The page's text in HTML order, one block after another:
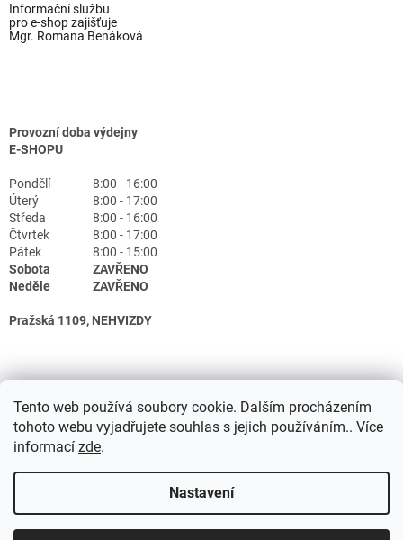
Tento web používá soubory cookie. Dalším procházením
tohoto webu vyjadřujete souhlas s jejich používáním.. Více
informací zde.
Nastavení
Informační službu
pro e-shop zajišťuje
Mgr. Romana Benáková
Provozní doba výdejny
E-SHOPU
Pondělí
8:00 - 16:00
Úterý
8:00 - 17:00
Středa
8:00 - 16:00
Čtvrtek
8:00 - 17:00
Pátek
8:00 - 15:00
Sobota
ZAVŘENO
Neděle
ZAVŘENO
Pražská 1109, NEHVIZDY
Vytvořil Shoptet